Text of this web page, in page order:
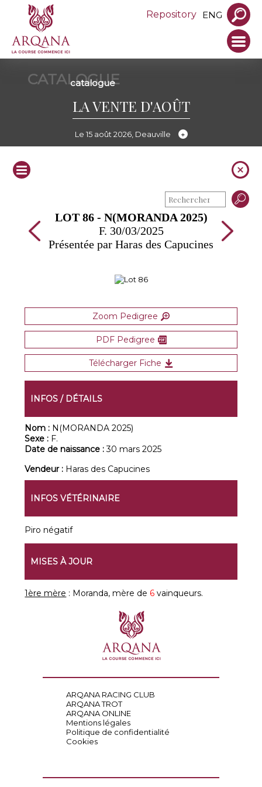
Repository ENG
CATALOGUE
catalogue
LA VENTE D'AOÛT
Le 15 août 2026, Deauville
LOT 86 - N(MORANDA 2025)
F. 30/03/2025
Présentée par Haras des Capucines
Zoom Pedigree
PDF Pedigree
Télécharger Fiche
INFOS / DÉTAILS
Nom : N(MORANDA 2025)
Sexe : F.
Date de naissance :30 mars 2025
Vendeur : Haras des Capucines
INFOS VÉTÉRINAIRE
Piro négatif
MISES À JOUR
1ère mère : Moranda, mère de 6 vainqueurs.
ARQANA RACING CLUB
ARQANA TROT
ARQANA ONLINE
Mentions légales
Politique de confidentialité
Cookies